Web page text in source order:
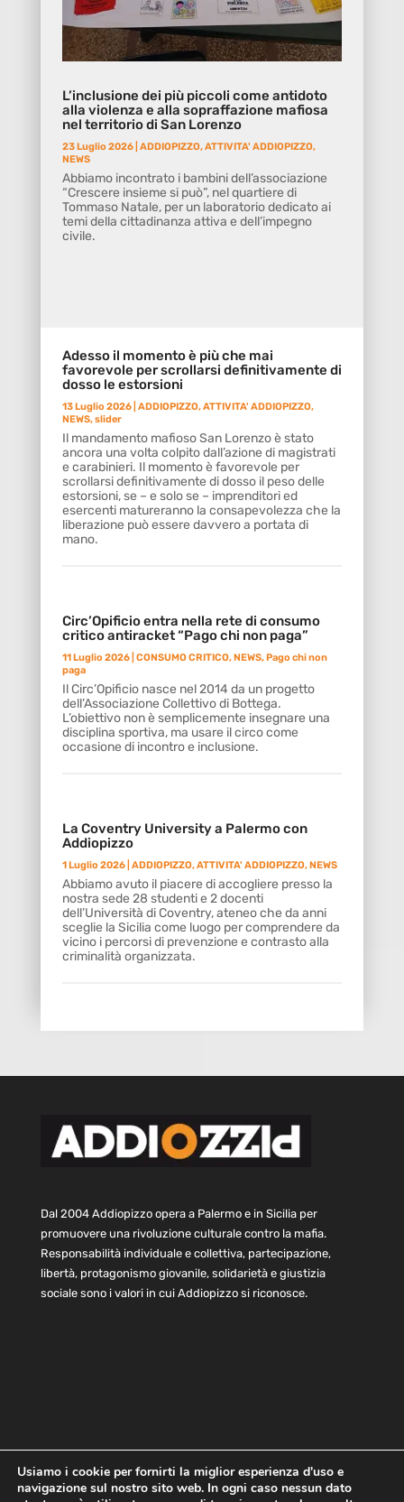
L’inclusione dei più piccoli come antidoto
alla violenza e alla sopraffazione mafiosa
nel territorio di San Lorenzo
23 Luglio 2026| ADDIOPIZZO,ATTIVITA' ADDIOPIZZO,
NEWS
Abbiamo incontrato i bambini dell’associazione
“Crescere insieme si può”, nel quartiere di
Tommaso Natale, per un laboratorio dedicato ai
temi della cittadinanza attiva e dell’impegno
civile.
Adesso il momento è più che mai
favorevole per scrollarsi definitivamente di
dosso le estorsioni
13 Luglio 2026| ADDIOPIZZO,ATTIVITA' ADDIOPIZZO,
NEWS,slider
Il mandamento mafioso San Lorenzo è stato
ancora una volta colpito dall’azione di magistrati
e carabinieri. Il momento è favorevole per
scrollarsi definitivamente di dosso il peso delle
estorsioni, se – e solo se – imprenditori ed
esercenti matureranno la consapevolezza che la
liberazione può essere davvero a portata di
mano.
Circ’Opificio entra nella rete di consumo
critico antiracket “Pago chi non paga”
11 Luglio 2026| CONSUMO CRITICO,NEWS,Pago chi non
paga
Il Circ’Opificio nasce nel 2014 da un progetto
dell’Associazione Collettivo di Bottega.
L’obiettivo non è semplicemente insegnare una
disciplina sportiva, ma usare il circo come
occasione di incontro e inclusione.
La Coventry University a Palermo con
Addiopizzo
1 Luglio 2026| ADDIOPIZZO,ATTIVITA' ADDIOPIZZO,NEWS
Abbiamo avuto il piacere di accogliere presso la
nostra sede 28 studenti e 2 docenti
dell’Università di Coventry, ateneo che da anni
sceglie la Sicilia come luogo per comprendere da
vicino i percorsi di prevenzione e contrasto alla
criminalità organizzata.
Dal 2004 Addiopizzo opera a Palermo e in Sicilia per
promuovere una rivoluzione culturale contro la mafia.
Responsabilità individuale e collettiva, partecipazione,
libertà, protagonismo giovanile, solidarietà e giustizia
sociale sono i valori in cui Addiopizzo si riconosce.
Home Statuto e bilancio
Contatti
Privacy
Cookie Child Protection Policy
Usiamo i cookie per fornirti la miglior esperienza d'uso e
navigazione sul nostro sito web. In ogni caso nessun dato